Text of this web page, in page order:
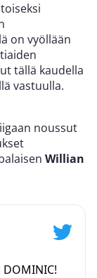
on vyöllään
tällä kaudella
vastuulla.
noussut
Willian
DOMINIC!